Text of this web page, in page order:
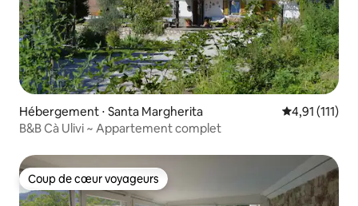
Hébergement ⋅ Santa Margherita Évaluation
4,91 (111)
B&B Cà Ulivi ~ Appartement complet
Coup de cœur voyageurs
Coup de cœur voyageurs